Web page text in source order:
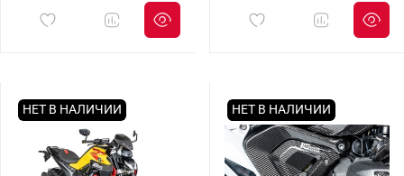
НЕТ В НАЛИЧИИ НЕТ В НАЛИЧИИ